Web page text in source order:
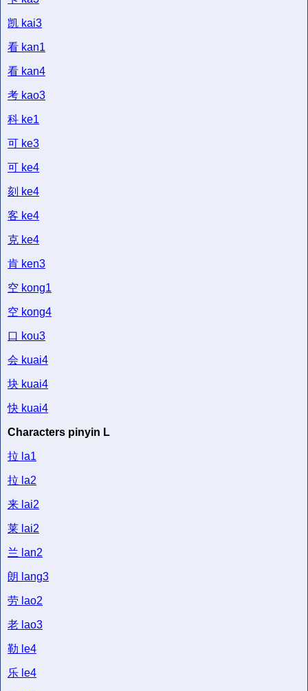
凯 kai3
看 kan1
看 kan4
考 kao3
科 ke1
可 ke3
可 ke4
刻 ke4
客 ke4
克 ke4
肯 ken3
空 kong1
空 kong4
口 kou3
会 kuai4
块 kuai4
快 kuai4
Characters pinyin L
拉 la1
拉 la2
来 lai2
莱 lai2
兰 lan2
朗 lang3
劳 lao2
老 lao3
勒 le4
乐 le4